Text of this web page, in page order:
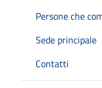
Persone che
Sede principale
Contatti